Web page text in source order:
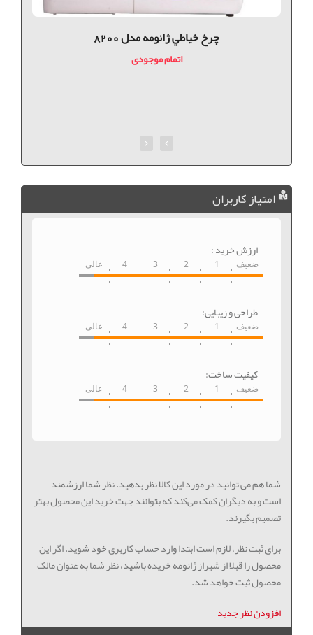
چرخ خياطي ژانومه مدل 8200
اتمام موجودی
امتیاز کاربران
ارزش خرید :
ضعیف 1
2
3
4 عالی
طراحی و زیبایی:
ضعیف 1
2
3
4 عالی
کیفیت ساخت:
ضعیف 1
2
3
4 عالی
شما هم می توانید در مورد این کالا نظر بدهید. نظر شما ارزشمند
است و به دیگران کمک می‌کند که بتوانند جهت خرید این محصول بهتر
تصمیم بگیرند.
برای ثبت نظر، لازم است ابتدا وارد حساب کاربری خود شوید. اگر این
محصول را قبلا از شیراز ژانومه خریده باشید، نظر شما به عنوان مالک
محصول ثبت خواهد شد.
افزودن نظر جدید